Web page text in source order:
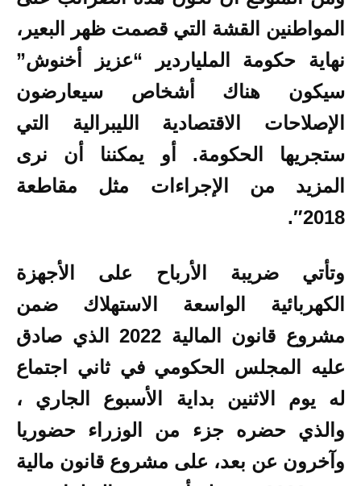
المواطنين القشة التي قصمت ظهر البعير،
نهاية حكومة
الملياردير “عزيز أخنوش”
سيكون هناك أشخاص سيعارضون
الإصلاحات الاقتصادية الليبرالية التي
ستجريها الحكومة. أو يمكننا أن نرى
المزيد من الإجراءات مثل مقاطعة
2018″.
وتأتي ضريبة الأرباح على الأجهزة
الكهربائية الواسعة الاستهلاك ضمن
مشروع قانون المالية 2022 الذي صادق
عليه المجلس الحكومي في ثاني اجتماع
له يوم الاثنين بداية الأسبوع الجاري ،
والذي حضره جزء من الوزراء حضوريا
وآخرون عن بعد، على مشروع قانون مالية